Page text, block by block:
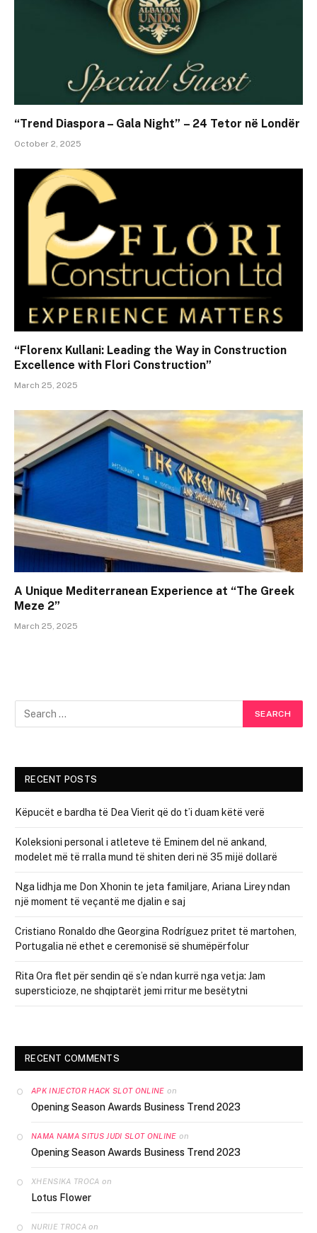
“Trend Diaspora – Gala Night” – 24 Tetor në Londër
October 2, 2025
“Florenx Kullani: Leading the Way in Construction
Excellence with Flori Construction”
March 25, 2025
A Unique Mediterranean Experience at “The Greek
Meze 2”
March 25, 2025
RECENT POSTS
Këpucët e bardha të Dea Vierit që do t’i duam këtë verë
Koleksioni personal i atleteve të Eminem del në ankand,
modelet më të rralla mund të shiten deri në 35 mijë dollarë
Nga lidhja me Don Xhonin te jeta familjare, Ariana Lirey ndan
një moment të veçantë me djalin e saj
Cristiano Ronaldo dhe Georgina Rodríguez pritet të martohen,
Portugalia në ethet e ceremonisë së shumëpërfolur
Rita Ora flet për sendin që s’e ndan kurrë nga vetja: Jam
supersticioze, ne shqiptarët jemi rritur me besëtytni
RECENT COMMENTS
APK INJECTOR HACK SLOT ONLINE on
Opening Season Awards Business Trend 2023
NAMA NAMA SITUS JUDI SLOT ONLINE on
Opening Season Awards Business Trend 2023
XHENSIKA TROCA on
Lotus Flower
NURIJE TROCAon